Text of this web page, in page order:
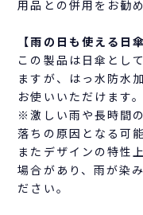
用品との併用をお勧
【雨の日も使える日
この製品は日傘とし
ますが、はっ水防水
お使いいただけます。
※激しい雨や長時間
落ちの原因となる可
またデザインの特性
場合があり、雨が染
ださい。